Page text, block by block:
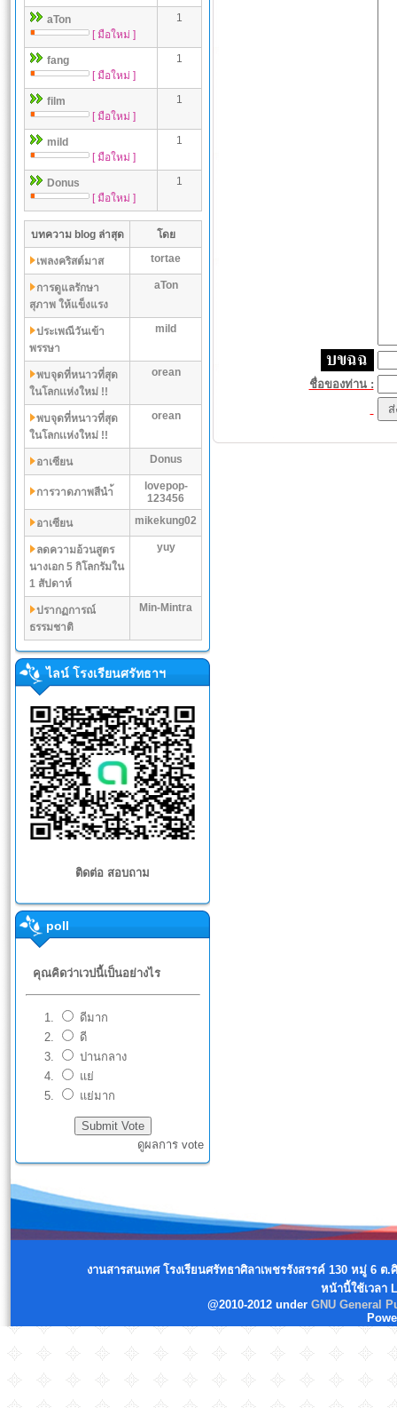
aTon
[ มือใหม่ ]
1
fang
[ มือใหม่ ]
1
film
[ มือใหม่ ]
1
mild
[ มือใหม่ ]
1
Donus
[ มือใหม่ ]
1
บทความ blog ล่าสุด โดย
เพลงคริสต์มาส tortae
การดูแลรักษา
สุภาพ ให้แข็งแรง
aTon
ประเพณีวันเข้า
พรรษา
mild
พบจุดที่หนาวที่สุด
ในโลกเเห่งใหม่ !!
orean
พบจุดที่หนาวที่สุด
ในโลกเเห่งใหม่ !!
orean
อาเซียน Donus
การวาดภาพสีนำ้
lovepop-
123456
อาเซียน
mikekung02
ลดความอ้วนสูตร
นางเอก 5 กิโลกรัมใน
1 สัปดาห์
yuy
ปรากฏการณ์
ธรรมชาติ
Min-Mintra
ไลน์ โรงเรียนศรัทธาฯ
ติดต่อ สอบถาม
poll
คุณคิดว่าเวปนี้เป็นอย่างไร
ดีมาก
ดี
ปานกลาง
แย่
แย่มาก
ดูผลการ vote
ชื่อของท่าน :
งานสารสนเทศ โรงเรียนศรัทธาศิลาเพชรรังสรรค์ 130 หมู่ 6
หน้านี้ใช้เวลา
@2010-2012 under GNU General